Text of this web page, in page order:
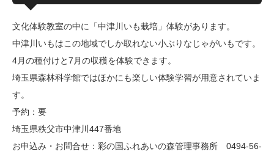
文化体験教室の中に「中津川いも栽培」体験があります。
中津川いもはこの地域でしか取れない小ぶりなじゃがいもです。
4月の種付けと7月の収穫を体験できます。
埼玉県森林科学館ではほかにも楽しい体験学習が用意されていま
す。
予約：要
埼玉県秩父市中津川447番地
お申込み・お問合せ：彩の国ふれあいの森管理事務所 0494-56-